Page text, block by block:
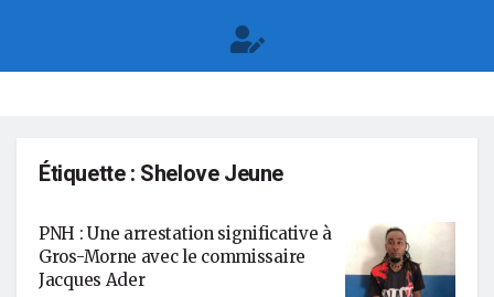
Étiquette : Shelove Jeune
PNH : Une arrestation significative à
Gros-Morne avec le commissaire
Jacques Ader